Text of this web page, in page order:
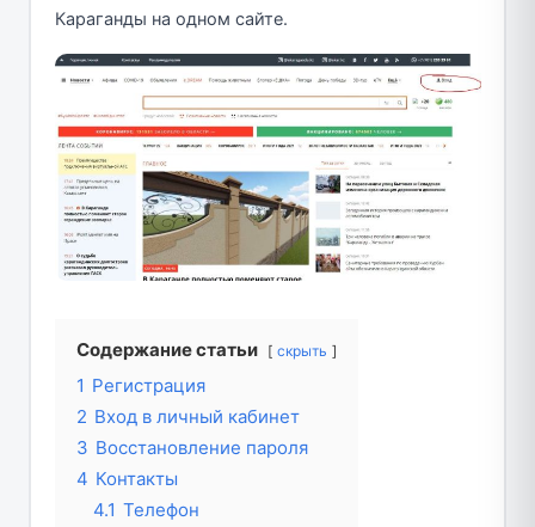
Караганды на одном сайте.
Содержание статьи скрыть
1 Регистрация
2 Вход в личный кабинет
3 Восстановление пароля
4 Контакты
4.1 Телефон